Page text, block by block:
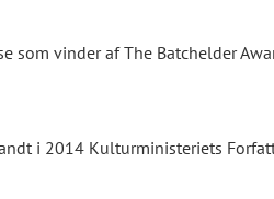
som vinder afThe Batchelder
i 2014 Kulturministeriets